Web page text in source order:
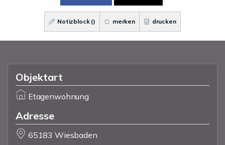
Notizblock () merken drucken
Objektart
Etagenwohnung
Adresse
65183 Wiesbaden